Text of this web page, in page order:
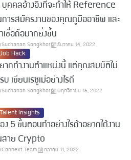
บุคคลอ้างอิงที่จะทำให้ Reference
การสมัครงานของคุณดูมืออาชีพ และ
เชื่อถือมากยิ่งขึ้น
Suchanan Songkhor ธันวาคม 14, 2022
Job Hack
ากทำงานตำแหน่งนี้ แต่คุณสมบัติไม่
บ เขียนเรซูเม่อย่างไรดี
Suchanan Songkhor พฤศจิกายน 16, 2022
Talent Insights
ง 5 ขั้นตอนทำอย่างไรถ้าอยากได้งาน
สาย Crypto
Connext Team ตุลาคม 11, 2022